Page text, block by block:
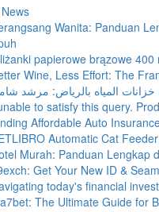
Wanita: Panduan
papierowe brązowe 400
Wine, Less Effort: The
خزانات المياه بالرياض: مرشد
to satisfy this query.
Affordable Auto
Automatic Cat
Murah: Panduan Lengkap
Get Your New ID &
today's financial
The Ultimate Guide for